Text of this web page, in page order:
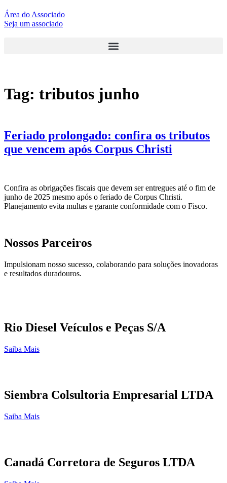
Área do Associado
Seja um associado
Tag: tributos junho
Feriado prolongado: confira os tributos
que vencem após Corpus Christi
Confira as obrigações fiscais que devem ser entregues até o fim de
junho de 2025 mesmo após o feriado de Corpus Christi.
Planejamento evita multas e garante conformidade com o Fisco.
Nossos Parceiros
Impulsionam nosso sucesso, colaborando para soluções inovadoras
e resultados duradouros.
Rio Diesel Veículos e Peças S/A
Saiba Mais
Siembra Colsultoria Empresarial LTDA
Saiba Mais
Canadá Corretora de Seguros LTDA